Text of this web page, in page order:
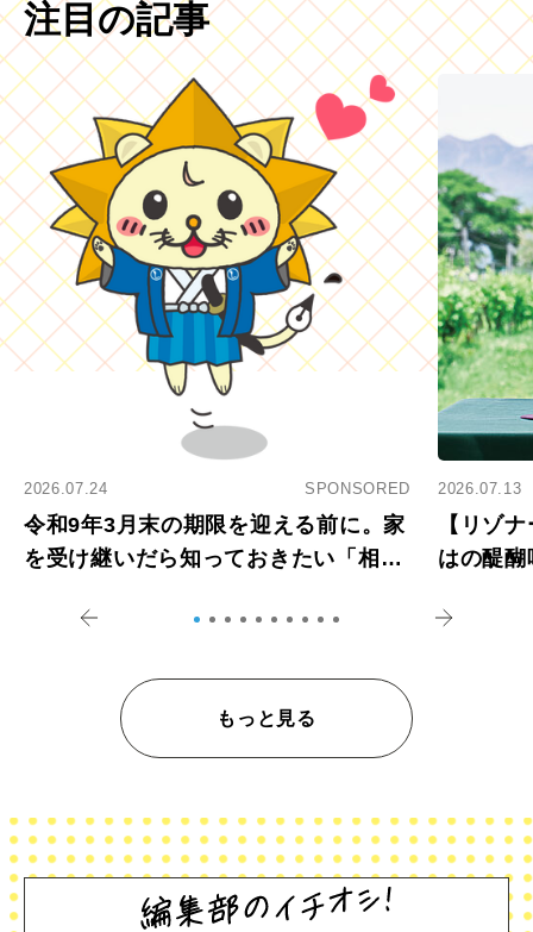
注目の記事
2026.07.24 SPONSORED
令和9年3月末の期限を迎える前に。家
を受け継いだら知っておきたい「相続
2026.07.13
【リゾ
はの醍
もっと見る